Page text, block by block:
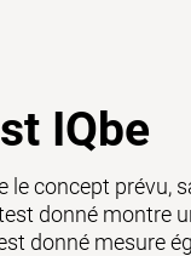
IQbe
le concept prévu,
donné montre
donné mesure